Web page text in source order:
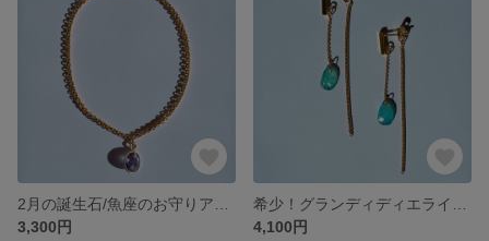
3,300円
4,100円